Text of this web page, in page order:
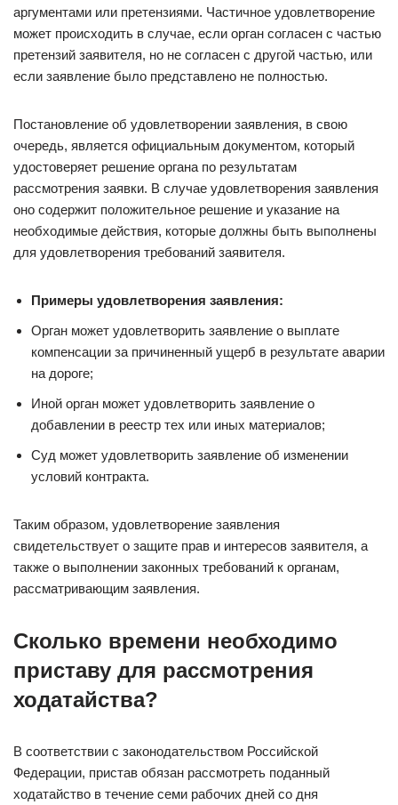
аргументами или претензиями. Частичное удовлетворение
может происходить в случае, если орган согласен с частью
претензий заявителя, но не согласен с другой частью, или
если заявление было представлено не полностью.
Постановление об удовлетворении заявления, в свою
очередь, является официальным документом, который
удостоверяет решение органа по результатам
рассмотрения заявки. В случае удовлетворения заявления
оно содержит положительное решение и указание на
необходимые действия, которые должны быть выполнены
для удовлетворения требований заявителя.
Примеры удовлетворения заявления:
Орган может удовлетворить заявление о выплате
компенсации за причиненный ущерб в результате аварии
на дороге;
Иной орган может удовлетворить заявление о
добавлении в реестр тех или иных материалов;
Суд может удовлетворить заявление об изменении
условий контракта.
Таким образом, удовлетворение заявления
свидетельствует о защите прав и интересов заявителя, а
также о выполнении законных требований к органам,
рассматривающим заявления.
Сколько времени необходимо
приставу для рассмотрения
ходатайства?
В соответствии с законодательством Российской
Федерации, пристав обязан рассмотреть поданный
ходатайство в течение семи рабочих дней со дня